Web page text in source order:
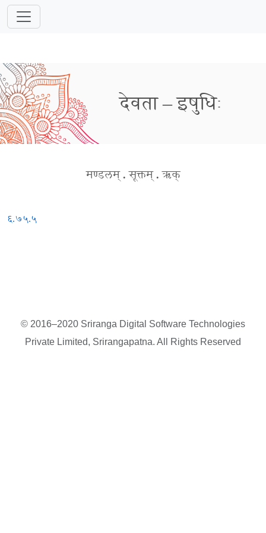
देवता – इषुधिः
मण्डलम् . सूक्तम् . ऋक्
६.७५.५
© 2016–2020 Sriranga Digital Software Technologies
Private Limited, Srirangapatna. All Rights Reserved